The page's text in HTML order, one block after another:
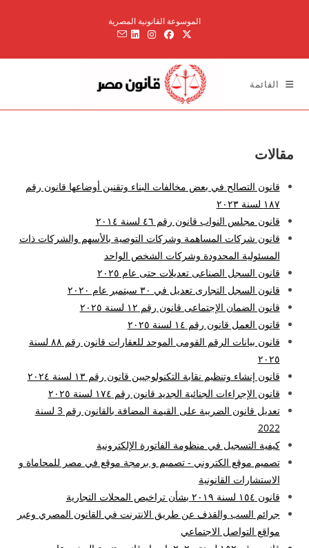
الموسوعة القانونية المصرية
القائمة
مقالات
قانون التصالح في بعض مخالفات البناء وتقنين أوضاعها قانون رقم
۱۸۷ لسنة ۲۰۲۳
قانون مجلس النواب قانون رقم ٤٦ لسنة ٢٠١٤
قانون شركات المساهمة وشركات التوصية بالأسهم والشركات ذات
المسئولية المحدودة وشركات الشخص الواحد
قانون السجل الصناعى تعديلات حتى عام ٢٠٢٥
قانون السجل التجارى تعديل في ٣٠ سبتمبر عام ٢٠٢٠
قانون الضمان الإجتماعى قانون رقم ١٢ لسنة ٢٠٢٥
قانون العمل قانون رقم ١٤ لسنة ٢٠٢٥
قانون بيانات الرقم القومى الموحد للعقارات قانون رقم ٨٨ لسنة
٢٠٢٥
قانون إنشاء وتنظيم نقابة التكنولوجيين قانون رقم ١٣ لسنة ٢٠٢٤
قانون الإجراءات الجنائية الجديد قانون رقم ١٧٤ لسنة ٢٠٢٥
تعديل قانون الضريبة على القيمة المضافة بالقانون رقم 3 لسنة
2022
كيفية التسجيل في منظومة الفاتورة الإلكترونية
تصميم موقع الكتروني - تصميم و برمجة موقع في مصر للمحاماة و
الاستشارات القانونية
قانون ١٥٤ لسنة ٢٠١٩ بشأن تراخيص المحلات التجارية
جرائم السب والقذف عن طريق الانترنت في القانون المصري وعبر
مواقع التواصل الاجتماعي